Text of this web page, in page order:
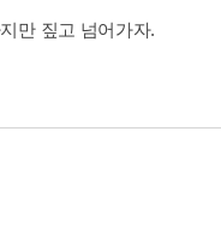
만 짚고 넘어가자.